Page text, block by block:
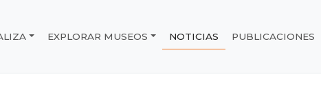
Chile
EXPLORAR MUSEOS NOTICIAS PUBLICACIONES